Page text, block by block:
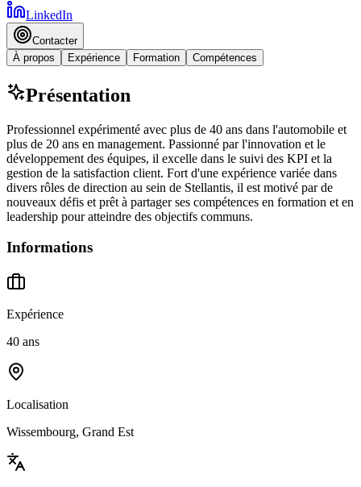
LinkedIn
Contacter
À propos
Expérience Formation Compétences
Présentation
Professionnel expérimenté avec plus de 40 ans dans l'automobile et
plus de 20 ans en management. Passionné par l'innovation et le
développement des équipes, il excelle dans le suivi des KPI et la
gestion de la satisfaction client. Fort d'une expérience variée dans
divers rôles de direction au sein de Stellantis, il est motivé par de
nouveaux défis et prêt à partager ses compétences en formation et en
leadership pour atteindre des objectifs communs.
Informations
Expérience
40 ans
Localisation
Wissembourg, Grand Est